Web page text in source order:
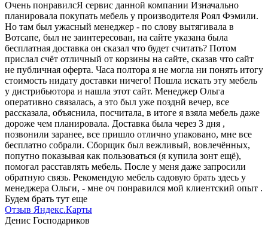
Очень понравилсЯ сервис данной компании Изначально
планировала покупать мебель у производителя Роял Фэмили.
Но там был ужасный менеджер - по слову вытягивала в
Вотсапе, был не заинтересован, на сайте указана была
бесплатная доставка он сказал что будет считать? Потом
прислал счёт отличный от корзины на сайте, сказав что сайт
не публичная оферта. Часа полтора я не могла ни понять итогу
стоимость нидату доставки ничего! Пошла искать эту мебель
у дистрибьютора и нашла этот сайт. Менеджер Ольга
оперативно связалась, а это был уже позднй вечер, все
рассказала, объяснила, посчитала, в итоге я взяла мебель даже
дороже чем планировала. Доставка была через 3 дня ,
позвонили заранее, все пришло отлично упаковано, мне все
бесплатно собрали. Сборщик был вежливый, вовлечённых,
попутно показывая как пользоваться (я купила зонт ещё),
помогал расставлять мебель. После у меня даже запросили
обратную связь. Рекомендую мебель садовую брать здесь у
менеджера Ольги, - мне оч понравился мой клиентский опыт .
Будем брать тут еще
Отзыв Яндекс.Карты
Денис Господариков